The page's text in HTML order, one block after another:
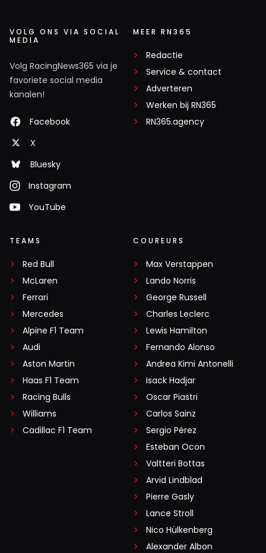
VOLG ONS VIA SOCIAL
MEDIA
Volg RacingNews365 via je
favoriete social media
kanalen!
Facebook
X
Bluesky
Instagram
YouTube
MEER RN365
Redactie
Service & contact
Adverteren
Werken bij RN365
RN365.agency
TEAMS
Red Bull
McLaren
Ferrari
Mercedes
Alpine F1 Team
Audi
Aston Martin
Haas F1 Team
Racing Bulls
Williams
Cadillac F1 Team
COUREURS
Max Verstappen
Lando Norris
George Russell
Charles Leclerc
Lewis Hamilton
Fernando Alonso
Andrea Kimi Antonelli
Isack Hadjar
Oscar Piastri
Carlos Sainz
Sergio Pérez
Esteban Ocon
Valtteri Bottas
Arvid Lindblad
Pierre Gasly
Lance Stroll
Nico Hülkenberg
Alexander Albon